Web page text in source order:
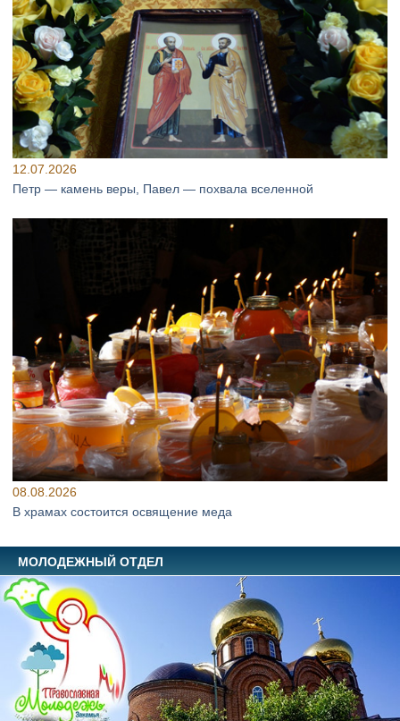
12.07.2026
Петр — камень веры, Павел — похвала вселенной
08.08.2026
В храмах состоится освящение меда
МОЛОДЕЖНЫЙ ОТДЕЛ